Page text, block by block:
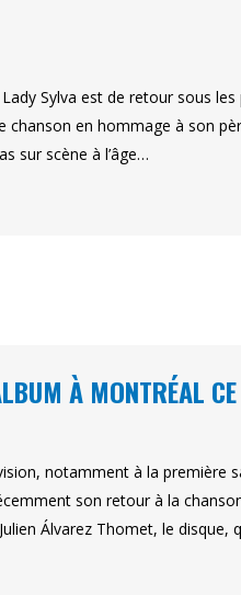
Sylva est de retour sous
chanson en hommage à son
sur scène à l’âge…
À MONTRÉAL
notamment à la première
son retour à la
Álvarez Thomet, le